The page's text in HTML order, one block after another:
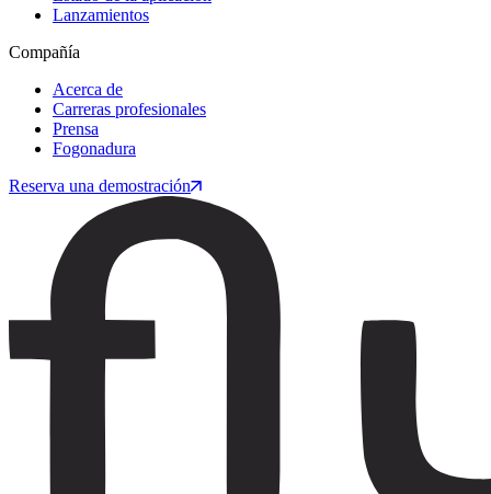
Lanzamientos
Compañía
Acerca de
Carreras profesionales
Prensa
Fogonadura
Reserva una demostración